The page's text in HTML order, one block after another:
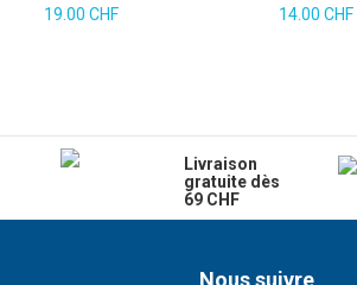
19.00 CHF 14.00 CHF
Livraison
gratuite dès
69 CHF
Nous suivre